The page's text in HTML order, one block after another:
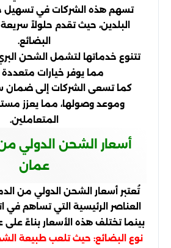
تسهم هذه الشركات في تسهيل
البلدين، حيث تقدم حلولاً
البضائع.
تتنوع خدماتها لتشمل الشحن
مما يوفر خيارات متعددة
كما تسعى الشركات إلى ضمان
وموعد وصولها، مما يعزز
المتعاملين.
أسعار الشحن الدولي
عمان
تُعتبر أسعار الشحن الدولي من
العناصر الرئيسية التي تساهم في
بينما تختلف هذه الأسعار بناءً
نوع البضائع: حيث تلعب طبيعة